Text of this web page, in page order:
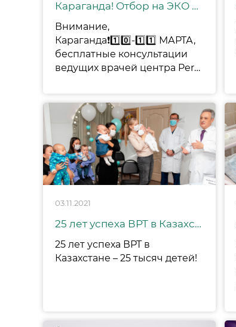
Караганда! Отбор на ЭКО по квоте!
Внимание,
Караганда❗️1️⃣0️⃣-1️⃣1️⃣ МАРТА,
бесплатные консультации
ведущих врачей центра Persona ✔️для пациентов, столкнувшихся с проблемой бесплодия и другими нарушениями репродуктивной функции организма. Мы едем к вам работать с людьми, претендующими на получение государственной квоты на ЭКО❗️
03.11.2021
25 лет успеха ВРТ в Казахстане – 25 тысяч детей!
25 лет успеха ВРТ в
Казахстане – 25 тысяч детей!